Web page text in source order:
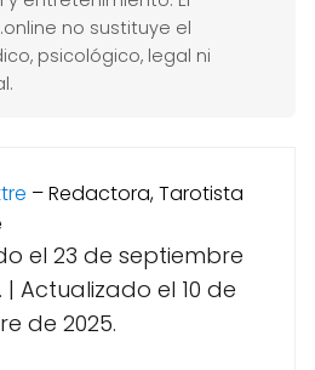
no sustituye el
psicológico, legal ni
–Redactora, Tarotista
el 23 de septiembre
| Actualizado el 10 de
de 2025.